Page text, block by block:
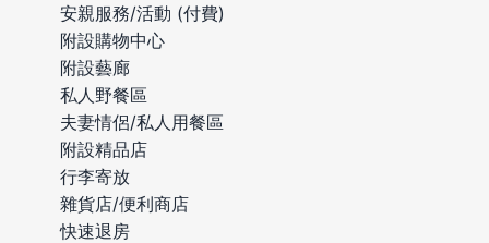
安親服務/活動 (付費)
附設購物中心
附設藝廊
私人野餐區
夫妻情侶/私人用餐區
附設精品店
行李寄放
雜貨店/便利商店
快速退房